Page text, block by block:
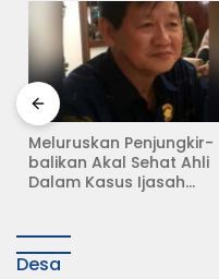
Meluruskan Penjungkir-
balikan Akal Sehat Ahli
Dalam Kasus Ijasah
Desa